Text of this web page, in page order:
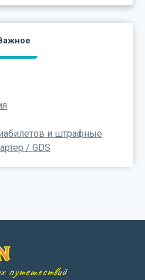
и штрафные
/ GDS
путешествий